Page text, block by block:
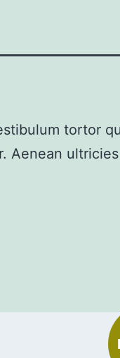
tortor
Aenean